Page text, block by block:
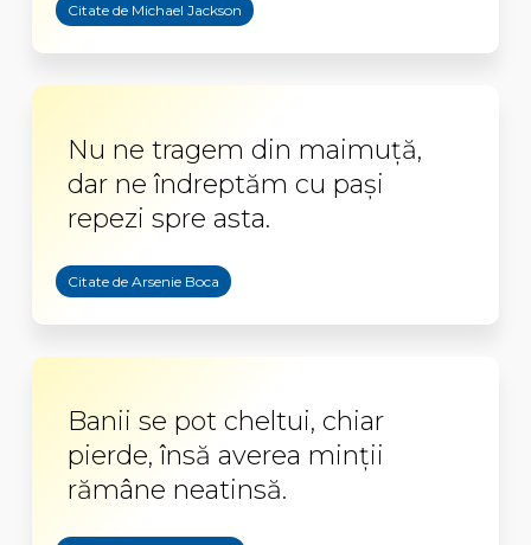
Citate de Michael Jackson
Nu ne tragem din maimuță,
dar ne îndreptăm cu pași
repezi spre asta.
Citate de Arsenie Boca
Banii se pot cheltui, chiar
pierde, însă averea minţii
rămâne neatinsă.